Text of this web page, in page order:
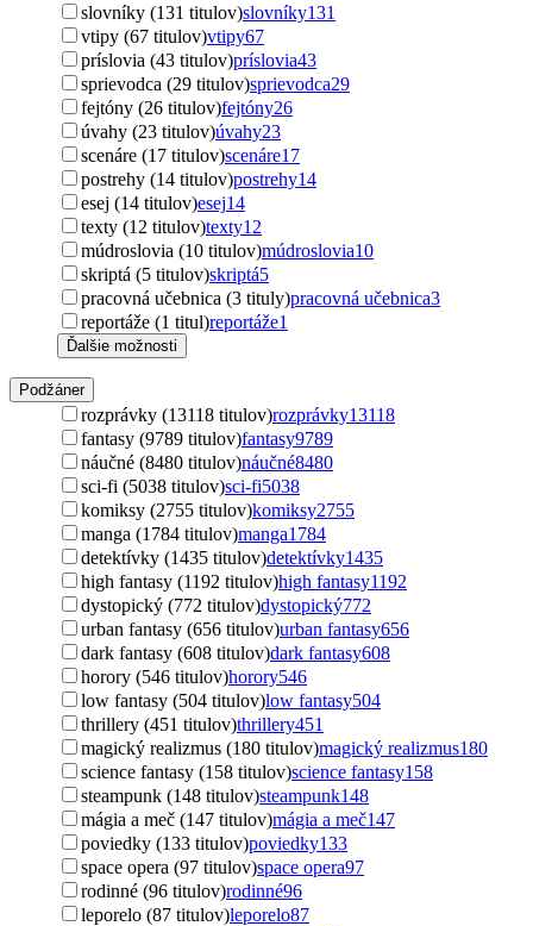
slovníky (131 titulov)slovníky131
vtipy (67 titulov)vtipy67
príslovia (43 titulov)príslovia43
sprievodca (29 titulov)sprievodca29
fejtóny (26 titulov)fejtóny26
úvahy (23 titulov)úvahy23
scenáre (17 titulov)scenáre17
postrehy (14 titulov)postrehy14
esej (14 titulov)esej14
texty (12 titulov)texty12
múdroslovia (10 titulov)múdroslovia10
skriptá (5 titulov)skriptá5
pracovná učebnica (3 tituly)pracovná učebnica3
reportáže (1 titul)reportáže1
Ďalšie možnosti
Podžáner
rozprávky (13118 titulov)rozprávky13118
fantasy (9789 titulov)fantasy9789
náučné (8480 titulov)náučné8480
sci-fi (5038 titulov)sci-fi5038
komiksy (2755 titulov)komiksy2755
manga (1784 titulov)manga1784
detektívky (1435 titulov)detektívky1435
high fantasy (1192 titulov)high fantasy1192
dystopický (772 titulov)dystopický772
urban fantasy (656 titulov)urban fantasy656
dark fantasy (608 titulov)dark fantasy608
horory (546 titulov)horory546
low fantasy (504 titulov)low fantasy504
thrillery (451 titulov)thrillery451
magický realizmus (180 titulov)magický realizmus180
science fantasy (158 titulov)science fantasy158
steampunk (148 titulov)steampunk148
mágia a meč (147 titulov)mágia a meč147
poviedky (133 titulov)poviedky133
space opera (97 titulov)space opera97
rodinné (96 titulov)rodinné96
leporelo (87 titulov)leporelo87